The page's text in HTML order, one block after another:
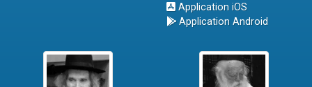
Application iOS
Application Android